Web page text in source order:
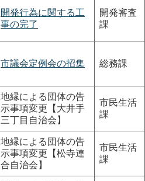
開発行為に関する工
事の完了
開発審査
課
市議会定例会の招集 総務課
地縁による団体の告
示事項変更【大井手
三丁目自治会】
市民生活
課
地縁による団体の告
示事項変更【松寺連
合自治会】
市民生活
課